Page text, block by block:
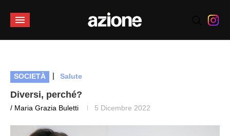
SOCIETÀ | Salute
Diversi, perché?
/ Maria Grazia Buletti 5 Dicembre 2022